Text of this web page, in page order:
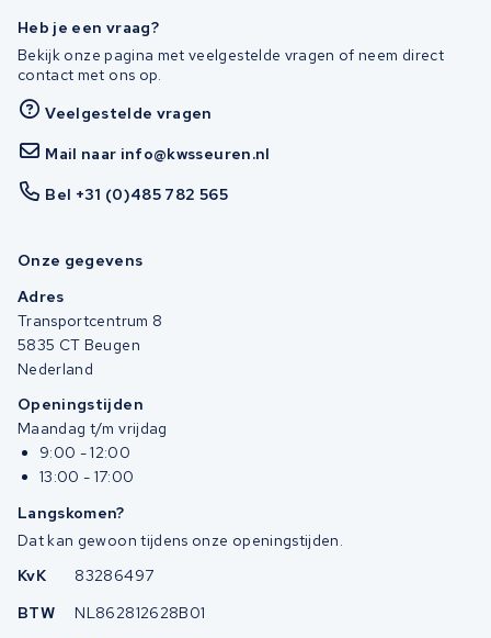
Heb je een vraag?
Bekijk onze pagina met veelgestelde vragen of neem direct
contact met ons op.
Veelgestelde vragen
Mail naar info@kwsseuren.nl
Bel +31 (0)485 782 565
Onze gegevens
Adres
Transportcentrum 8
5835 CT Beugen
Nederland
Openingstijden
Maandag t/m vrijdag
9:00 - 12:00
13:00 - 17:00
Langskomen?
Dat kan gewoon tijdens onze openingstijden.
KvK
83286497
BTW
NL862812628B01